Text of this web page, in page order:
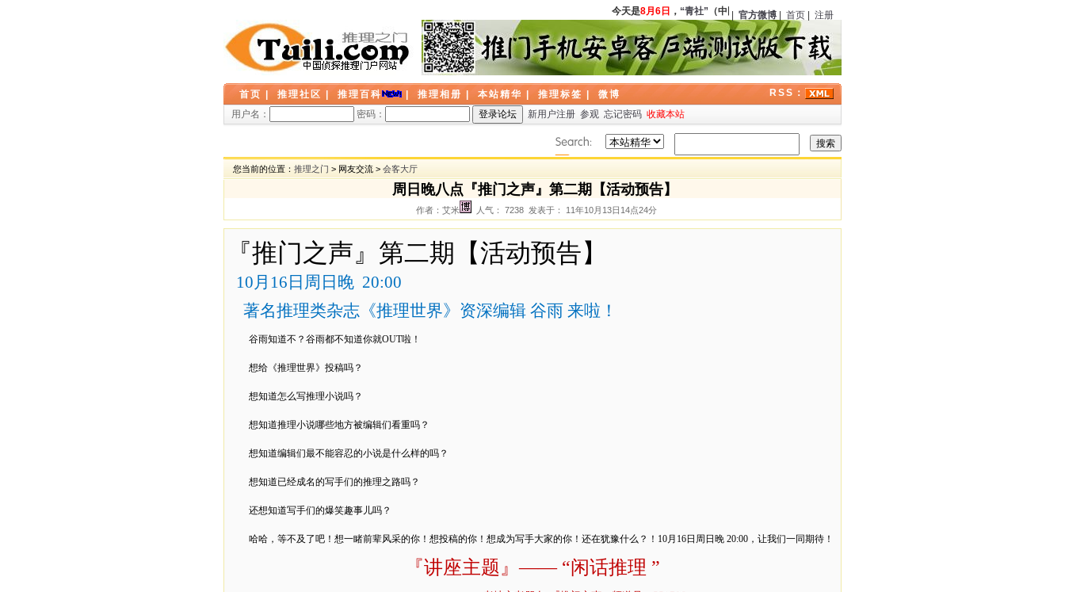
今天是8月6日， “青社”（中国）正式成立，程小青、严独鹤等在上海东亚酒楼聚餐
官方微博 首页 注册
首页 推理社区 推理百科 推理相册 本站精华 推理标签 微博
RSS：
用户名：
密码： 新用户注册 参观 忘记密码 收藏本站
您当前的位置： 推理之门 > 网友交流 > 会客大厅
周日晚八点『推门之声』第二期【活动预告】
作者：艾米 人气： 7238 发表于： 11年10月13日14点24分
『推门之声』第二期 【活动预告】
10月 16 日周日晚 20:00
著名推理类杂志《推理世界》资深编辑 谷雨 来啦！
谷雨知道不？谷雨都不知道你就OUT啦！
想给《推理世界》投稿吗？
想知道怎么写推理小说吗？
想知道推理小说哪些地方被编辑们看重吗？
想知道编辑们最不能容忍的小说是什么样的吗？
想知道已经成名的写手们的推理之路吗？
还想知道写手们的爆笑趣事儿吗？
哈哈，等不及了吧！想一睹前辈风采的你！想投稿的你！想成为写手大家的你！还在犹豫什么？！ 10月 16日周日晚 20:00 ，让我们一同期待！
『讲座主题』—— “闲话推理 ”